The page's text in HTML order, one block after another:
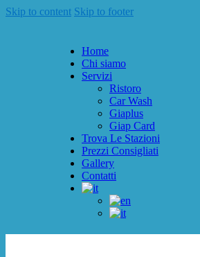
Skip to content Skip to footer
Home
Chi siamo
Servizi
Ristoro
Car Wash
Giaplus
Giap Card
Trova Le Stazioni
Prezzi Consigliati
Gallery
Contatti